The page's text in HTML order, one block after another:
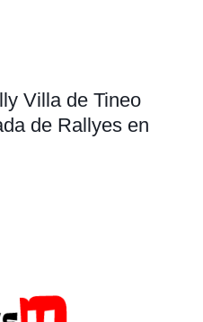
Villa de Tineo
de Rallyes en